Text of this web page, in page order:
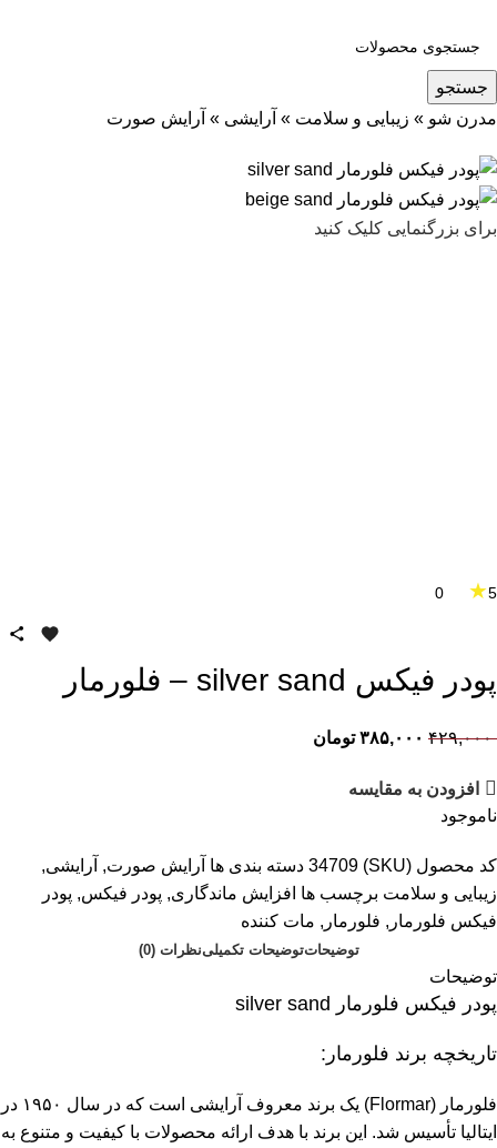
جستجو
مدرن شو » زیبایی و سلامت » آرایشی » آرایش صورت
برای بزرگنمایی کلیک کنید
5
★
پودر فیکس silver sand – فلورمار
۴۲۹,۰۰۰ ۳۸۵,۰۰۰ تومان
افزودن به مقایسه
ناموجود
کد محصول (SKU) 34709 دسته بندی ها آرایش صورت, آرایشی,
زیبایی و سلامت برچسب ها افزایش ماندگاری, پودر فیکس, پودر
فیکس فلورمار , فلورمار , مات کننده
توضیحاتتوضیحات تکمیلینظرات (0)
توضیحات
پودر فیکس فلورمار silver sand
تاریخچه برند فلورمار:
فلورمار (Flormar) یک برند معروف آرایشی است که در سال ۱۹۵۰ در
ایتالیا تأسیس شد. این برند با هدف ارائه محصولات با کیفیت و متنوع به